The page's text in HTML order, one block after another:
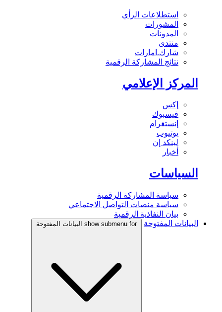
استطلاعات الرأي
المشورات
المدونات
منتدى
شارك.امارات
نتائج المشاركة الرقمية
المركز الإعلامي
إكس
فيسبوك
إنستغرام
يوتيوب
لينكد إن
أخبار
السياسات
سياسة المشاركة الرقمية
سياسة منصات التواصل الاجتماعي
بيان النفاذية الرقمية
البيانات المفتوحة
show submenu for البيانات المفتوحة